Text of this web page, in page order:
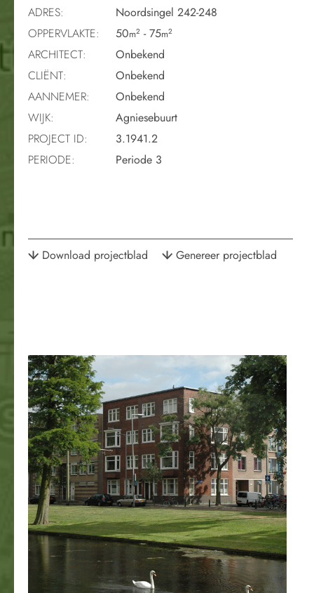
ADRES:
Noordsingel 242-248
OPPERVLAKTE:
50m2 - 75m2
ARCHITECT:
Onbekend
CLIËNT:
Onbekend
AANNEMER:
Onbekend
WIJK:
Agniesebuurt
PROJECT ID:
3.1941.2
PERIODE:
Periode 3
Download projectblad Genereer projectblad